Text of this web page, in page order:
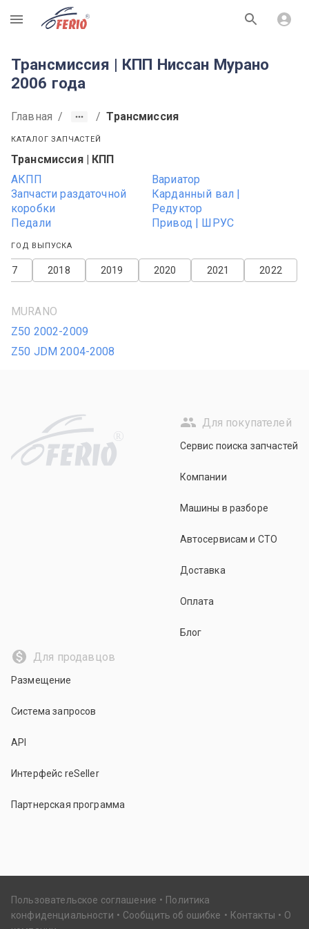
R
Трансмиссия | КПП Ниссан Мурано
2006 года
Главная / / Трансмиссия
КАТАЛОГ ЗАПЧАСТЕЙ
Трансмиссия | КПП
АКПП
Вариатор
Запчасти раздаточной
коробки
Карданный вал |
Редуктор
Педали
Привод | ШРУС
ГОД ВЫПУСКА
2022
2021
2020
2019
2018
MURANO
Z50 2002-2009
Z50 JDM 2004-2008
R
Для покупателей
Сервис поиска запчастей
Компании
Машины в разборе
Автосервисам и СТО
Доставка
Оплата
Блог
Для продавцов
Размещение
Система запросов
API
Интерфейс reSeller
Партнерская программа
Пользовательское соглашение
Политика
конфиденциальности
Сообщить об ошибке Контакты
О